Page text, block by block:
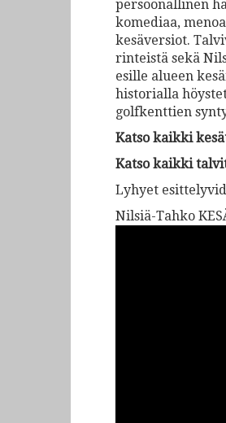
persoonallinen
komediaa,
kesäversiot.
rinteistä sekä
esille alueen
historialla
golfkenttien
Katso kaikki
Katso kaikki
Lyhyet
Nilsiä-Tahko